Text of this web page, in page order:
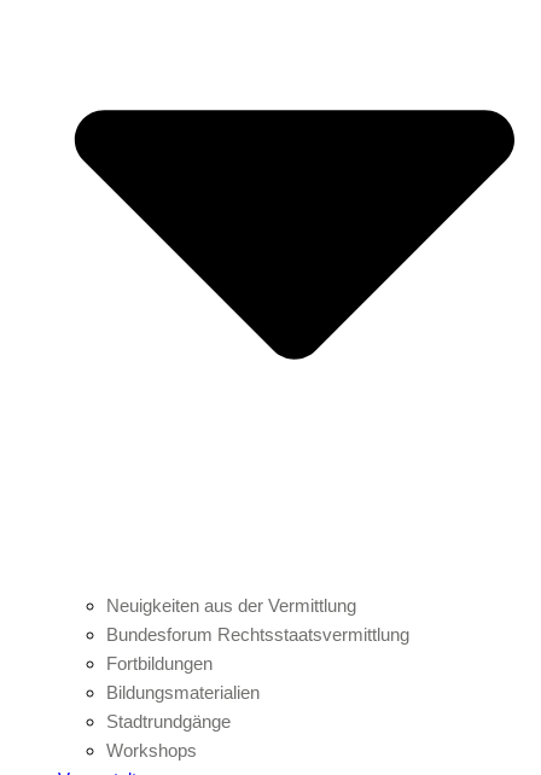
Neuigkeiten aus der Vermittlung
Bundesforum Rechtsstaatsvermittlung
Fortbildungen
Bildungsmaterialien
Stadtrundgänge
Workshops